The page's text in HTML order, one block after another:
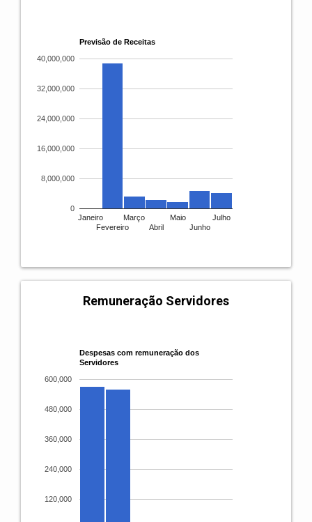
Previsão de Receitas
Janeiro
Fevereiro
Março
Abril
Maio
Junho
Julho
0
8,000,000
16,000,000
24,000,000
32,000,000
40,000,000
Remuneração Servidores
Despesas com remuneração dos
Servidores
120,000
240,000
360,000
480,000
600,000